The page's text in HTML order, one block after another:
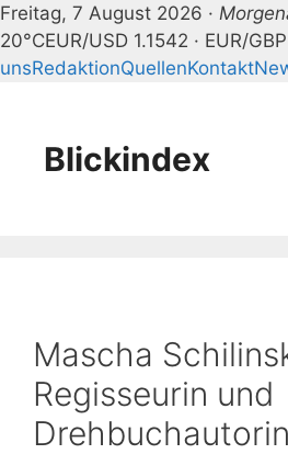
Freitag, 7 August 2026 ·
20°CEUR/USD 1.1542 · EUR/
unsRedaktionQuellenKontakt
springenBlickindex
Mascha
Regisseurin und